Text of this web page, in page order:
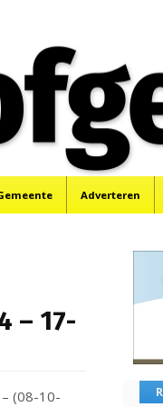
Adverteren
– 17-
(08-10-